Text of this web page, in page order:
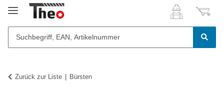
Zurück zur Liste Bürsten